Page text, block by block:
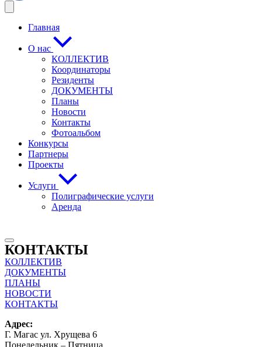
Главная
О нас
КОЛЛЕКТИВ
Координаторы
Резиденты
ДОКУМЕНТЫ
Планы
Новости
Контакты
Фотоальбом
Конкурсы
Партнеры
Проекты
Услуги
Полиграфические услуги
Аренда
КОНТАКТЫ
КОЛЛЕКТИВ
ДОКУМЕНТЫ
ПЛАНЫ
НОВОСТИ
КОНТАКТЫ
Адрес:
Г. Магас ул. Хрущева 6
Понедельник – Пятница